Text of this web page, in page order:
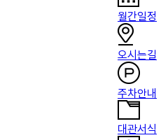
월간일정
오시는길
주차안내
대관서식